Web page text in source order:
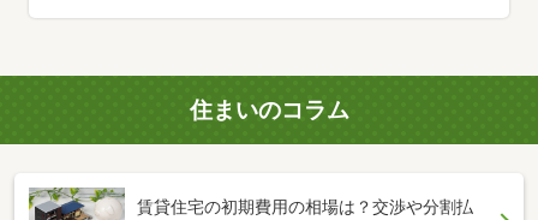
住まいのコラム
賃貸住宅の初期費用の相場は？交渉や分割払